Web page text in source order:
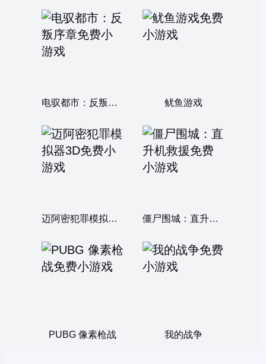
电驭都市：反叛序章 鱿鱼游戏
迈阿密犯罪模拟器3D 僵尸围城：直升机救援
PUBG 像素枪战 我的战争